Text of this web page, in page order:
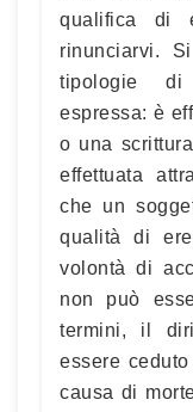
qualifica di
rinunciarvi.
tipologie di
espressa: è
o una
effettuata
che un
qualità di
volontà di
non può
termini, il
essere
causa di